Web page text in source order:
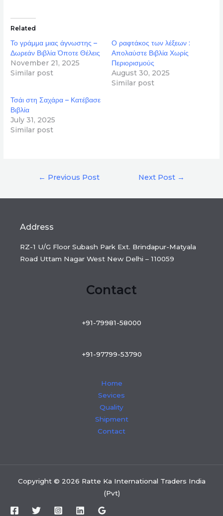
Related
Το γράμμα μιας άγνωστης –
Δωρεάν Βιβλία Όποτε Θέλεις
November 21, 2025
Similar post
Ο ραφτάκος των λέξεων :
Απολαύστε Βιβλία Χωρίς
Περιορισμούς
August 30, 2025
Similar post
Τσάι στη Σαχάρα – Κατέβασε
Βιβλία
July 31, 2025
Similar post
← Previous Post Next Post →
Address
RZ-1 U/G Floor Subash Park Ext. Brindapur-Matyala
Road Uttam Nagar West New Delhi – 110059
Contact
+91-79981-58000
+91-97799-53790
Home
Sevices
Quality
Shipment
Contact
Copyright © 2026 Ratte Ka International Traders India
(Pvt)